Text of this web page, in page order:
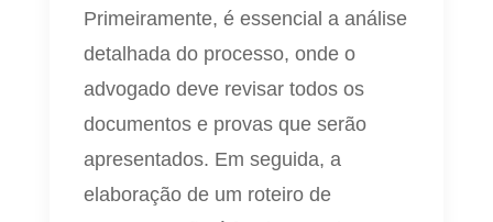
Primeiramente, é essencial a análise
detalhada do processo, onde o
advogado deve revisar todos os
documentos e provas que serão
apresentados. Em seguida, a
elaboração de um roteiro de